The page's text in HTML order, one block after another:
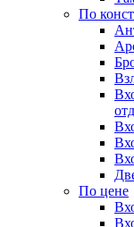
По
По цене